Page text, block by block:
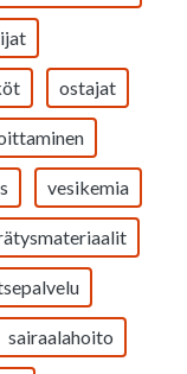
ostajat
vesikemia
sairaalahoito